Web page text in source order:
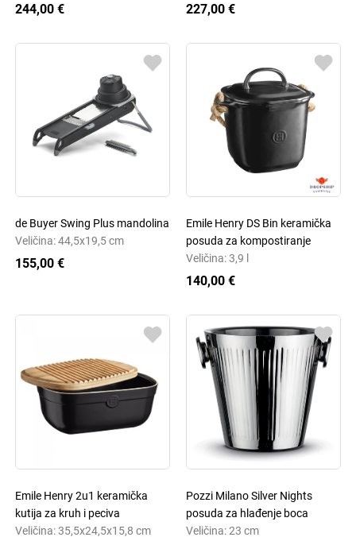
244,00 € 227,00 €
de Buyer Swing Plus mandolina
Veličina: 44,5x19,5 cm
155,00 €
Emile Henry DS Bin keramička
posuda za kompostiranje
Veličina: 3,9 l
140,00 €
Emile Henry 2u1 keramička
kutija za kruh i peciva
Veličina: 35,5x24,5x15,8 cm
Pozzi Milano Silver Nights
posuda za hlađenje boca
Veličina: 23 cm